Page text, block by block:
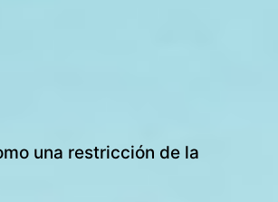
una restricción de la